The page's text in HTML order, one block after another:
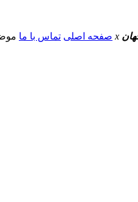
x صفحه اصلی تماس با ما